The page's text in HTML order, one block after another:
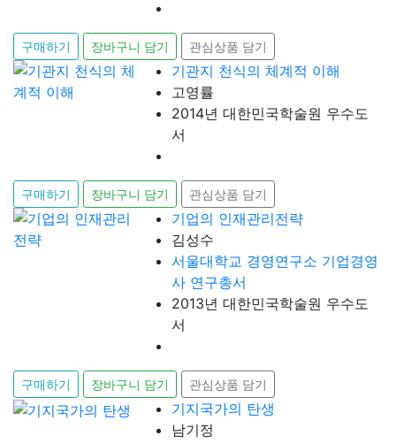
구매하기 장바구니 담기 관심상품 담기
기관지 천식의 체계적 이해
고영률
2014년 대한민국학술원 우수도
서
구매하기 장바구니 담기 관심상품 담기
기업의 인재관리전략
김성수
서울대학교 경영연구소 기업경영
사 연구총서
2013년 대한민국학술원 우수도
서
구매하기 장바구니 담기 관심상품 담기
기지국가의 탄생
남기정